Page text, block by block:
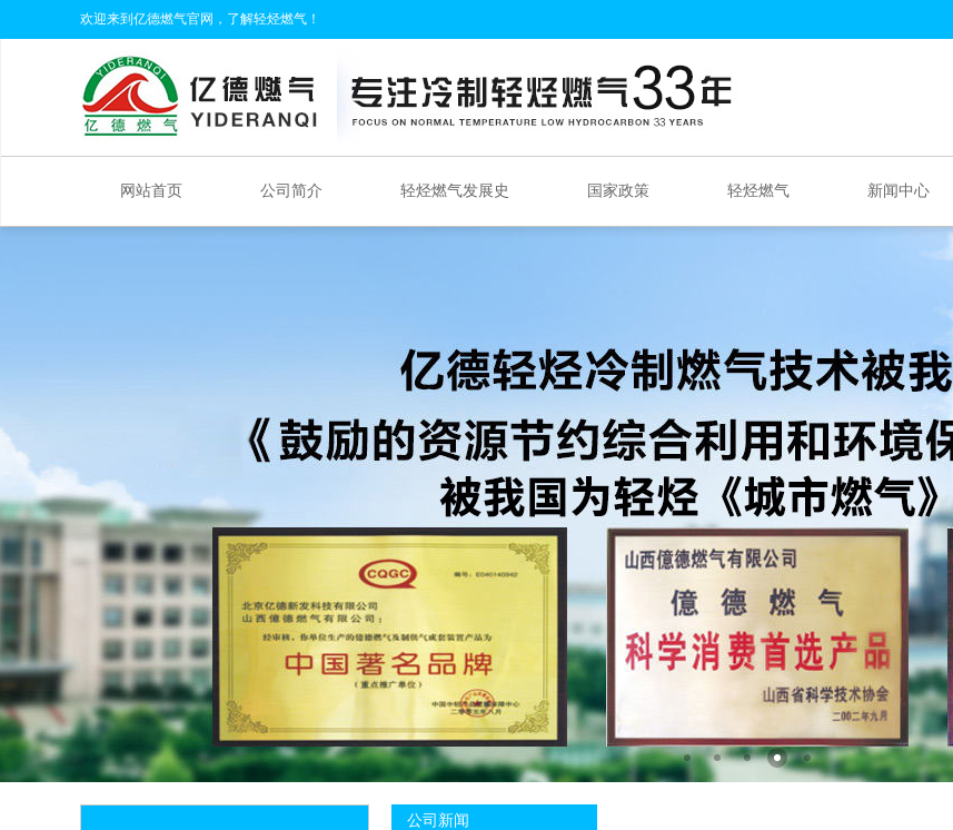
欢迎来到亿德燃气官网，了解轻烃燃气！
网站首页 公司简介 轻烃燃气发展史 国家政策 轻烃燃气 新闻中心
公司新闻